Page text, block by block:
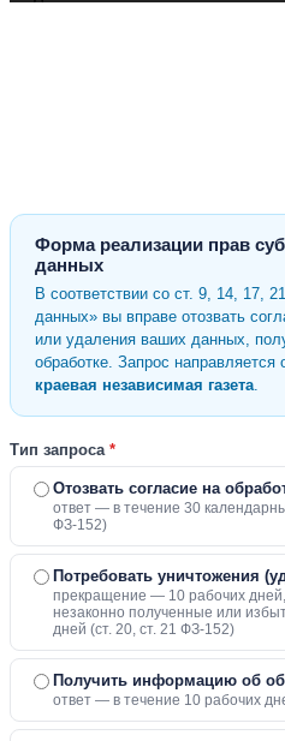
Форма реализации прав
данных
В соответствии со ст. 9, 14, 17,
данных» вы вправе отозвать
или удаления ваших данных,
обработке. Запрос направляется
краевая независимая газета.
Тип запроса *
Отозвать согласие на
ответ — в течение 30
ФЗ-152)
Потребовать уничтожения
прекращение — 10 рабочих
незаконно полученные или
дней (ст. 20, ст. 21 ФЗ-152)
Получить информацию об
ответ — в течение 10 рабочих